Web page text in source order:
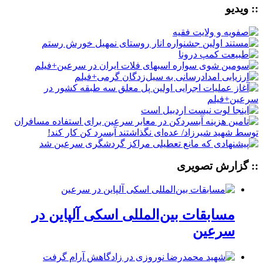
:: ویدیو
:: گزارش تصویری
مسابقات بین‌المللی اسکی آلپاین در
سرعین